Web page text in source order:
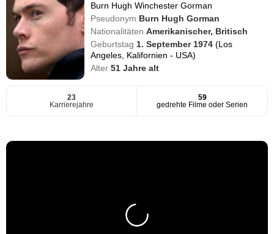
Burn Hugh Winchester Gorman
Pseudonym Burn Hugh Gorman
NationalitätenAmerikanischer, Britisch
Geburtstag 1. September 1974(Los
Angeles, Kalifornien - USA)
Alter51 Jahre alt
23
Karrierejahre
59
gedrehte Filme oder Serien